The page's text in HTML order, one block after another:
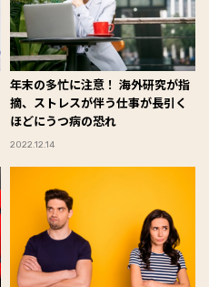
年末の多忙に注意！ 海外研究が指
摘、ストレスが伴う仕事が長引く
ほどにうつ病の恐れ
2022.12.14